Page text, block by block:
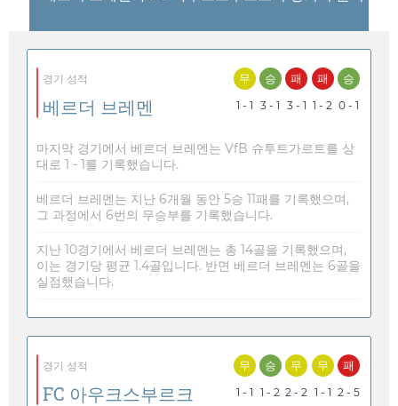
경기 성적
베르더 브레멘
무
1 - 1
승
3 - 1
패
3 - 1
패
1 - 2
승
0 - 1
마지막 경기에서 베르더 브레멘는 VfB 슈투트가르트를 상
대로 1 - 1를 기록했습니다.
베르더 브레멘는 지난 6개월 동안 5승 11패를 기록했으며,
그 과정에서 6번의 무승부를 기록했습니다.
지난 10경기에서 베르더 브레멘는 총 14골을 기록했으며,
이는 경기당 평균 1.4골입니다. 반면 베르더 브레멘는 6골을
실점했습니다.
경기 성적
FC 아우크스부르크
무
1 - 1
승
1 - 2
무
2 - 2
무
1 - 1
패
2 - 5